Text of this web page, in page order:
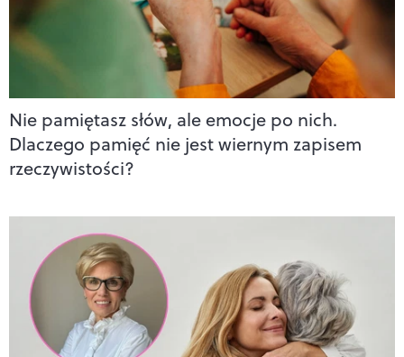
Nie pamiętasz słów, ale emocje po nich.
Dlaczego pamięć nie jest wiernym zapisem
rzeczywistości?